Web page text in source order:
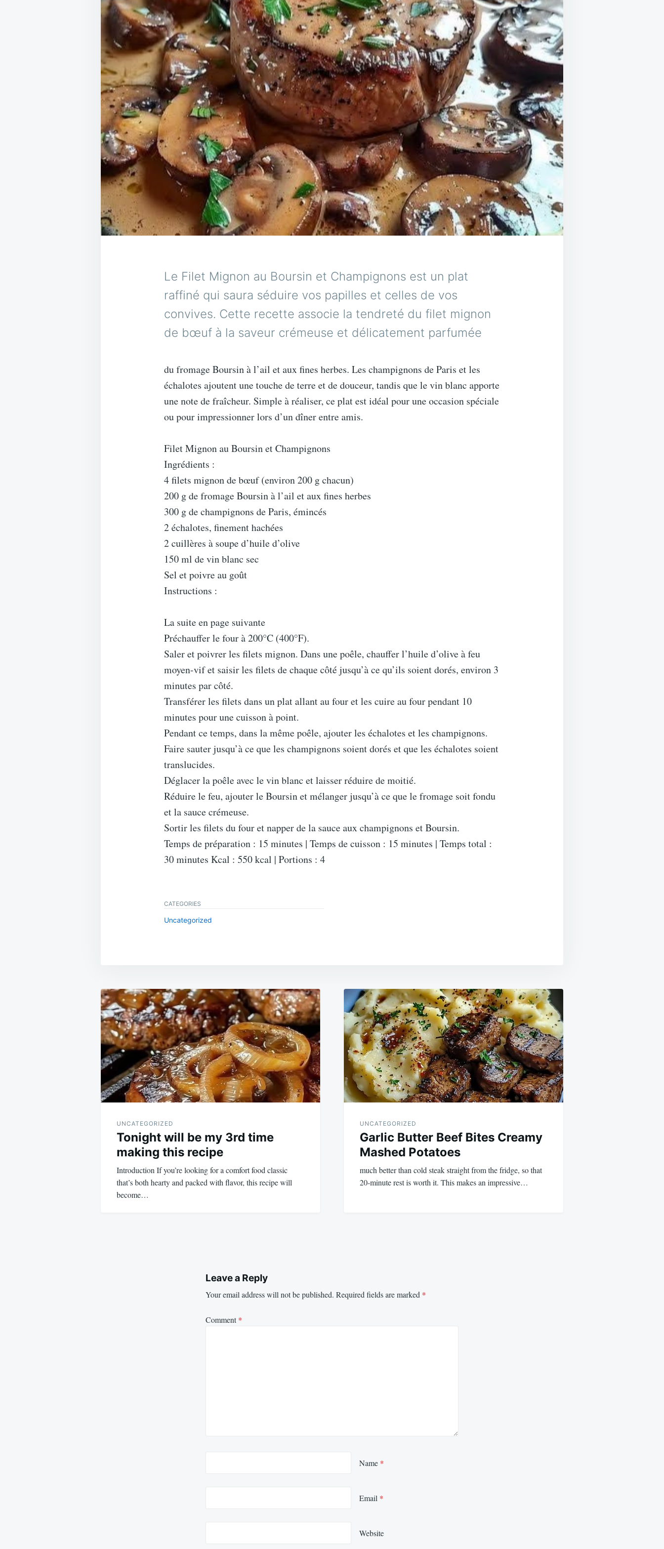
Le Filet Mignon au Boursin et Champignons est un plat
raffiné qui saura séduire vos papilles et celles de vos
convives. Cette recette associe la tendreté du filet mignon
de bœuf à la saveur crémeuse et délicatement parfumée
du fromage Boursin à l’ail et aux fines herbes. Les champignons de Paris et les
échalotes ajoutent une touche de terre et de douceur, tandis que le vin blanc apporte
une note de fraîcheur. Simple à réaliser, ce plat est idéal pour une occasion spéciale
ou pour impressionner lors d’un dîner entre amis.
Filet Mignon au Boursin et Champignons
Ingrédients :
4 filets mignon de bœuf (environ 200 g chacun)
200 g de fromage Boursin à l’ail et aux fines herbes
300 g de champignons de Paris, émincés
2 échalotes, finement hachées
2 cuillères à soupe d’huile d’olive
150 ml de vin blanc sec
Sel et poivre au goût
Instructions :
La suite en page suivante
Préchauffer le four à 200°C (400°F).
Saler et poivrer les filets mignon. Dans une poêle, chauffer l’huile d’olive à feu
moyen-vif et saisir les filets de chaque côté jusqu’à ce qu’ils soient dorés, environ 3
minutes par côté.
Transférer les filets dans un plat allant au four et les cuire au four pendant 10
minutes pour une cuisson à point.
Pendant ce temps, dans la même poêle, ajouter les échalotes et les champignons.
Faire sauter jusqu’à ce que les champignons soient dorés et que les échalotes soient
translucides.
Déglacer la poêle avec le vin blanc et laisser réduire de moitié.
Réduire le feu, ajouter le Boursin et mélanger jusqu’à ce que le fromage soit fondu
et la sauce crémeuse.
Sortir les filets du four et napper de la sauce aux champignons et Boursin.
Temps de préparation : 15 minutes | Temps de cuisson : 15 minutes | Temps total :
30 minutes Kcal : 550 kcal | Portions : 4
CATEGORIES
Uncategorized
Post
navigation
UNCATEGORIZED
Tonight will be my 3rd time
making this recipe
Introduction If you’re looking for a comfort food classic
that’s both hearty and packed with flavor, this recipe will
become…
UNCATEGORIZED
Garlic Butter Beef Bites Creamy
Mashed Potatoes
much better than cold steak straight from the fridge, so that
20-minute rest is worth it. This makes an impressive…
Leave a Reply
Your email address will not be published. Required fields are marked *
Comment*
Name *
Email *
Website